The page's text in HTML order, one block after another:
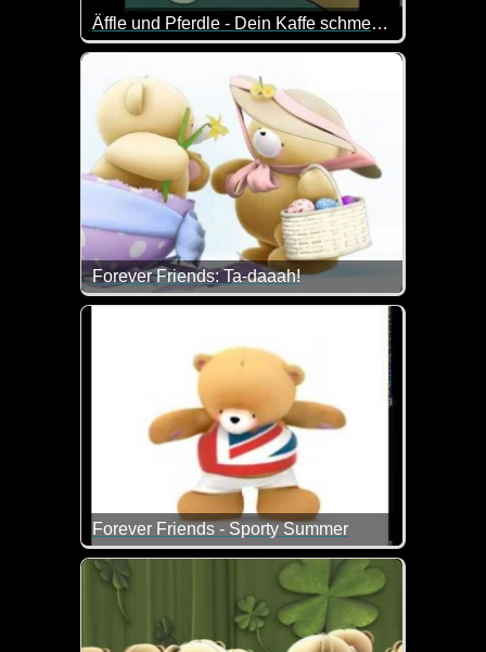
Äffle und Pferdle - Dein Kaffe schmeckt ja nach gar nix
Da hat das Äffle wohl was vergessen ;-)
Forever Friends: Ta-daaah!
Frohe Ostern wünschen dir die Bärchen und ich...
Forever Friends - Sporty Summer
Jetzt solltest du langsam auch mal wieder